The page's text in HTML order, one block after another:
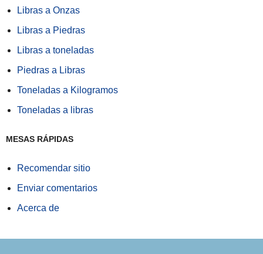
Libras a Onzas
Libras a Piedras
Libras a toneladas
Piedras a Libras
Toneladas a Kilogramos
Toneladas a libras
MESAS RÁPIDAS
Recomendar sitio
Enviar comentarios
Acerca de